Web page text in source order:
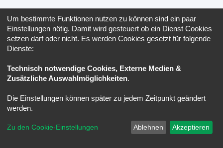
Um bestimmte Funktionen nutzen zu können sind ein paar
Einstellungen nötig. Damit wird gesteuert ob ein Dienst Cookies
setzen darf oder nicht. Es werden Cookies gesetzt für folgende
Dienste:
Technisch notwendige Cookies, Externe Medien &
Zusätzliche Auswahlmöglichkeiten.
Die Einstellungen können später zu jedem Zeitpunkt geändert
werden.
Zu den Cookie-Einstellungen Ablehnen Akzeptieren